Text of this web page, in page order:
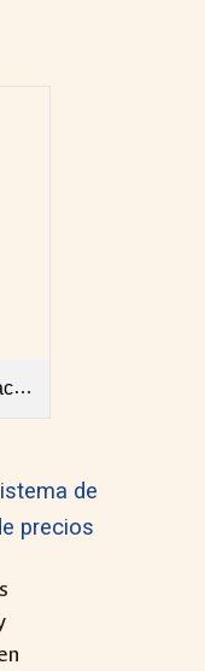
de
precios